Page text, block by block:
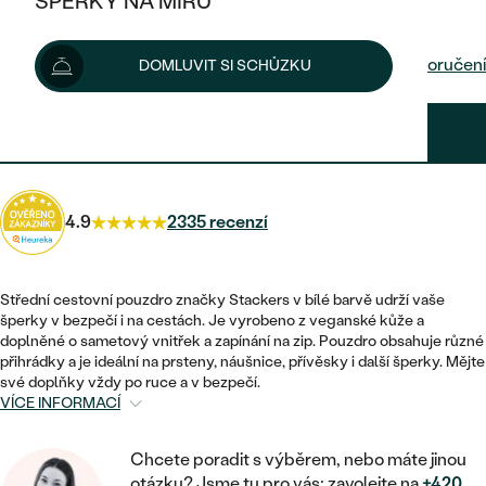
KOMBINOVANÉ ZLATO
DLE STYLU
ETERNITY
VINTAGE
NETRADIČNÍ
POSTRANNÍ KAMENY
HALO
VINTAGE
SNUBNÍ A ZÁSNUBNÍ SETY
NETRADIČNÍ
SESTAV SI SVŮJ PRSTEN
ZAČÍT S PRSTENEM
ZAČÍT S DIAMANTEM
VÝPRODEJ
KDYŽ ŠPERKY POMÁHAJÍ
DLE TYPU
NÁUŠNICE
PRSTENY
PŘÍVĚSKY
NÁRAMKY
SETY
PÁNSKÉ ŠPERKY
PLATINOVÉ
PECKOVÉ
KRUHOVÉ
MINIMALISTICKÉ
VISACÍ
SOLITÉR
VE TVARU SRDCE
ZLATÉ
STŘÍBRNÉ
DLE STYLU
SOLITÉR
NAROZENÍ DÍTĚTE
PERSONALIZOVANÉ
SE ZNAMENÍM ZVĚROKRUHU
MINIMALISTICKÉ
ŠPERKY SKLADEM
VÝPRODEJ
DLE MATERIÁLU
ZLATÉ
PLATINOVÉ
DLE STYLU
DOMLUVIT SI SCHŮZKU
950 Kč 1 270 Kč
Možnosti doručení
4.9 2335 recenzí
Střední cestovní pouzdro značky Stackers v bílé barvě udrží vaše
šperky v bezpečí i na cestách. Je vyrobeno z veganské kůže a
doplněné o sametový vnitřek a zapínání na zip. Pouzdro obsahuje různé
přihrádky a je ideální na prsteny, náušnice, přívěsky i další šperky. Mějte
své doplňky vždy po ruce a v bezpečí.
VÍCE INFORMACÍ
Chcete poradit s výběrem, nebo máte jinou